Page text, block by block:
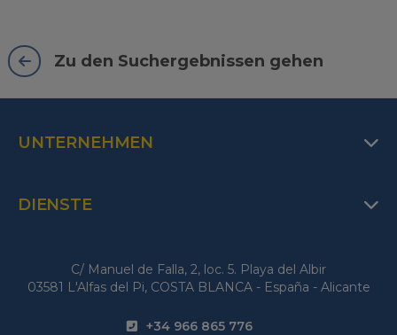
Zu den Suchergebnissen gehen
UNTERNEHMEN
DIENSTE
C/ Manuel de Falla, 2, loc. 5. Playa del Albir
03581 L'Alfas del Pi, COSTA BLANCA - España - Alicante
+34 966 865 776